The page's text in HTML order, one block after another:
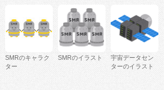
SMRのキャラク
ター
SMRのイラスト
宇宙データセン
ターのイラスト